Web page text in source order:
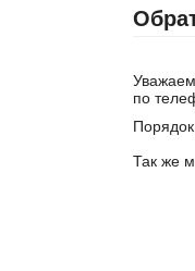
по
Порядок
Так же